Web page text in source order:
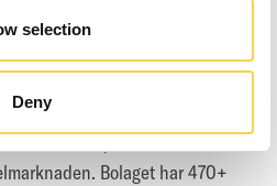
selection
Deny
som utvecklar,
PC-, konsol- och
Bolaget har 470+